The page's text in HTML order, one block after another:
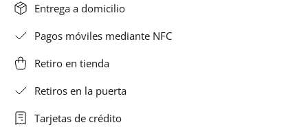
Entrega a domicilio
Pagos móviles mediante NFC
Retiro en tienda
Retiros en la puerta
Tarjetas de crédito